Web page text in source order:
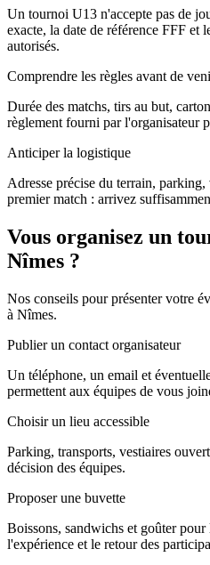
Un tournoi U13 n'accepte pas de
exacte, la date de référence FFF et
autorisés.
Comprendre les règles avant de
Durée des matchs, tirs au but,
règlement fourni par l'organisateur
Anticiper la logistique
Adresse précise du terrain,
premier match : arrivez
Vous organisez un
Nîmes ?
Nos conseils pour présenter votre
à Nîmes.
Publier un contact organisateur
Un téléphone, un email et
permettent aux équipes de vous
Choisir un lieu accessible
Parking, transports, vestiaires
décision des équipes.
Proposer une buvette
Boissons, sandwichs et goûter pour
l'expérience et le retour des